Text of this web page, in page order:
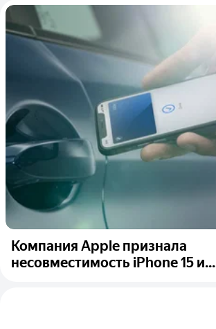
Компания Apple признала
несовместимость iPhone 15 и...